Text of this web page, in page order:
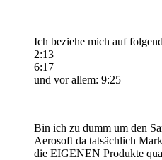
Ich beziehe mich auf
2:13
6:17
und vor allem: 9:25
Bin ich zu dumm um den
Aerosoft da tatsächlich
die EIGENEN Produkte